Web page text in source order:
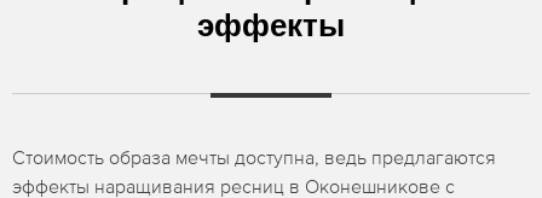
эффекты
Стоимость образа мечты доступна, ведь предлагаются
эффекты наращивания ресниц в Оконешникове с